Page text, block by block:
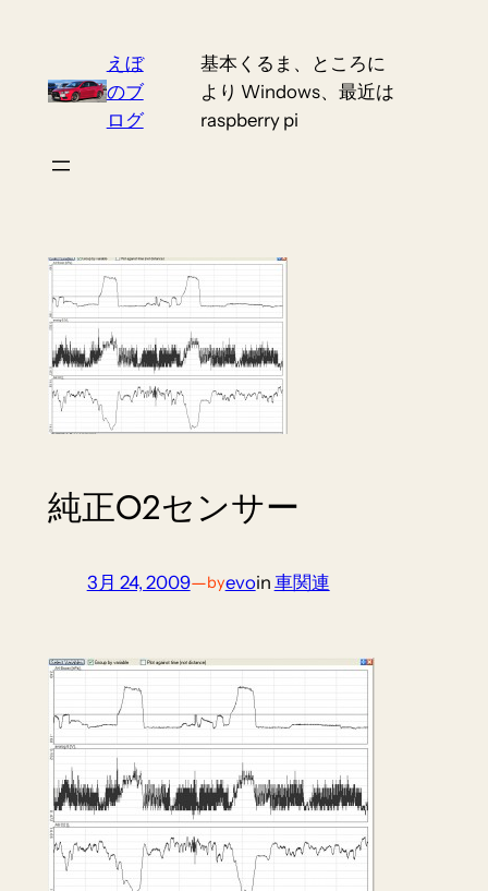
content
えぼ
のブ
ログ
基本くるま、ところに
より Windows、最近は
raspberry pi
純正O2センサー
3月 24, 2009—byevoin 車関連